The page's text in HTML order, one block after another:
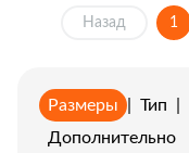
Назад 1
Размеры Тип
Дополнительно